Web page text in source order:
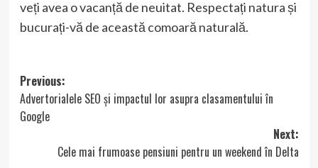
veți avea o vacanță de neuitat. Respectați natura și
bucurați-vă de această comoară naturală.
Post
navigation
Previous:
Advertorialele SEO și impactul lor asupra clasamentului în
Google
Next:
Cele mai frumoase pensiuni pentru un weekend în Delta